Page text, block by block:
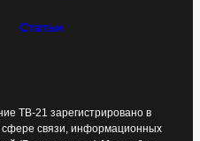
Статьи
ТВ-21 зарегистрировано в
связи, информационных